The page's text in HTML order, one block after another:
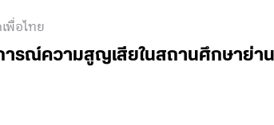
พื่อไทย
ารณ์ความสูญเสียในสถานศึกษาย่า